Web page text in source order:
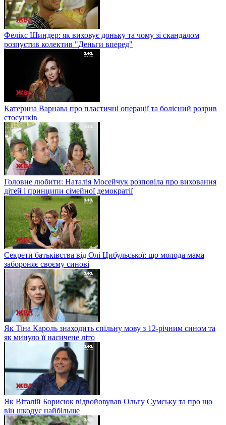
Фелікс Шиндер: як виховує доньку та чому зі скандалом
розпустив колектив "Деньги вперед"
Катерина Варнава про пластичні операції та болісний розрив
стосунків
Головне любити: Наталія Мосейчук розповіла про виховання
дітей і принципи сімейної демократії
Секрети батьківства від Олі Цибульської: що молода мама
забороняє своєму синові
Як Тіна Кароль знаходить спільну мову з 12-річним сином та
як минуло її насичене літо
Як Віталій Борисюк відвойовував Ольгу Сумську та про що
він шкодує найбільше